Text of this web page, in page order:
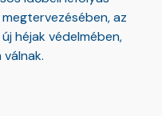
az
héjak védelmében,